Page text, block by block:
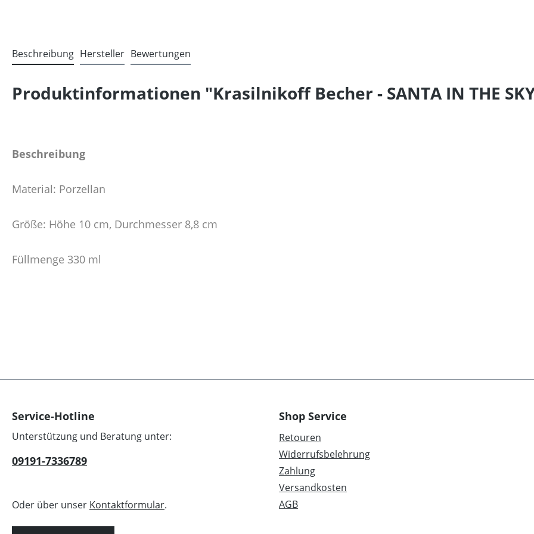
Beschreibung Hersteller Bewertungen
Produktinformationen "Krasilnikoff Becher - SANTA IN THE
Beschreibung
Material: Porzellan
Größe: Höhe 10 cm, Durchmesser 8,8 cm
Füllmenge 330 ml
Service-Hotline
Unterstützung und Beratung unter:
09191-7336789
Oder über unser Kontaktformular.
Shop Service
Retouren
Widerrufsbelehrung
Zahlung
Versandkosten
AGB